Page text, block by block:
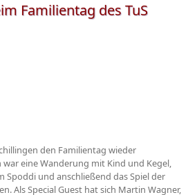
Familientag des TuS
den Familientag wieder
war eine Wanderung mit Kind und Kegel,
Spoddi und anschließend das Spiel der
Als Special Guest hat sich Martin Wagner,